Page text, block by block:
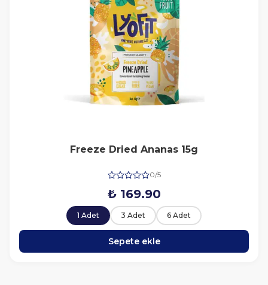
Freeze Dried Ananas 15g
0/5
₺ 169.90
1 Adet 3 Adet 6 Adet
Sepete ekle